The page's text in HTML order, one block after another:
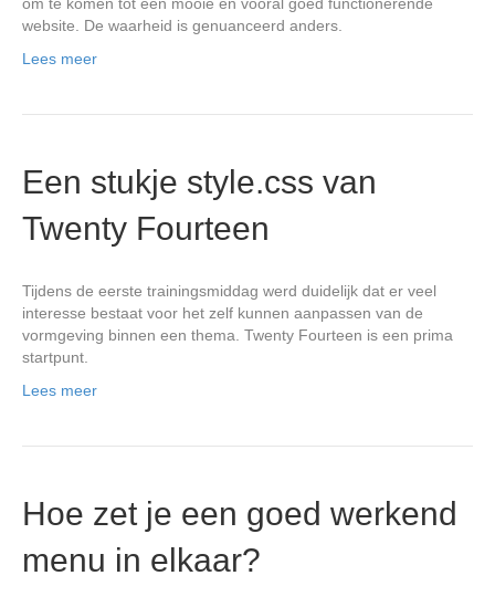
website. De waarheid is genuanceerd anders.
Lees meer
Een stukje style.css van
Twenty Fourteen
Tijdens de eerste trainingsmiddag werd duidelijk dat er veel
interesse bestaat voor het zelf kunnen aanpassen van de
vormgeving binnen een thema. Twenty Fourteen is een prima
startpunt.
Lees meer
Hoe zet je een goed werkend
menu in elkaar?